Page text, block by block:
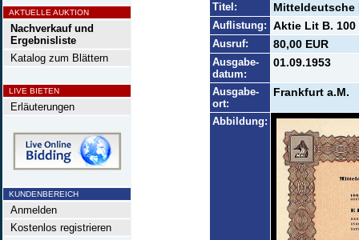
AKTUELLE AUKTION
Nachverkauf und
Ergebnisliste
Katalog zum Blättern
LIVE BIETEN
Erläuterungen
KUNDENBEREICH
Anmelden
Kostenlos registrieren
Titel: Mitteldeutsche
Auflistung: Aktie Lit B. 100
Ausruf: 80,00 EUR
Ausgabe-
datum:
01.09.1953
Ausgabe-
ort:
Frankfurt a.M.
Abbildung: